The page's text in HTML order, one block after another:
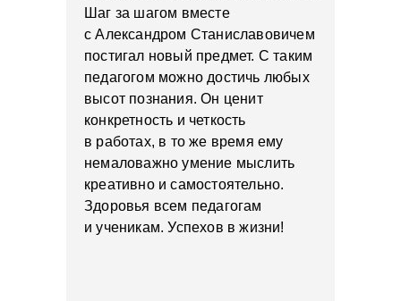
Шаг за шагом вместе
с Александром Станиславовичем
постигал новый предмет. С таким
педагогом можно достичь любых
высот познания. Он ценит
конкретность и четкость
в работах, в то же время ему
немаловажно умение мыслить
креативно и самостоятельно.
Здоровья всем педагогам
и ученикам. Успехов в жизни!